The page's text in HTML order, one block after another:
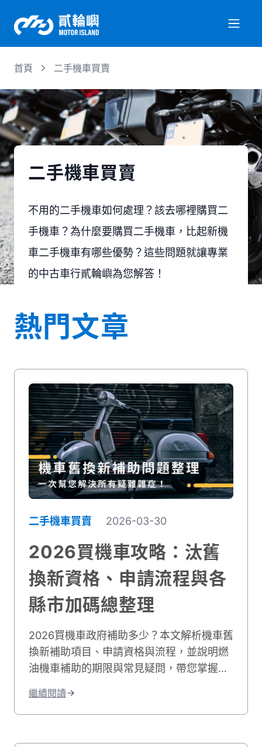
服務項目
機車行情
專業文章
徵才資訊
聯絡我們
首頁 二手機車買賣
二手機車買賣
不用的二手機車如何處理？該去哪裡購買二
手機車？為什麼要購買二手機車，比起新機
車二手機車有哪些優勢？這些問題就讓專業
的中古車行貳輪嶼為您解答！
熱門文章
二手機車買賣 2026-03-30
2026買機車攻略：汰舊
換新資格、申請流程與各
縣市加碼總整理
2026買機車政府補助多少？本文解析機車舊
換新補助項目、申請資格與流程，並說明燃
油機車補助的期限與常見疑問，帶您掌握最
詳細對照表，幫助省錢購車不踩雷！
繼續閱讀